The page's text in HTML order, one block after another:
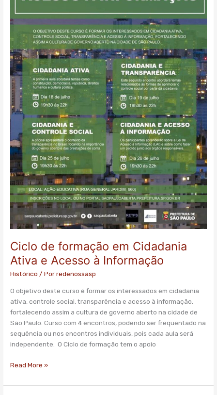
Ciclo de formação em Cidadania
Ativa e Acesso à Informação
Histórico / Porredenossasp
O objetivo deste curso é formar os interessados em cidadania
ativa, controle social, transparência e acesso à informação,
fortalecendo assim a cultura de governo aberto na cidade de
São Paulo. Curso com 4 encontros, podendo ser frequentado na
sequência ou nos encontros individuais, pois cada aula será
independente. O Ciclo de formação tem o apoio
Acesso
à
Informação
Read More »